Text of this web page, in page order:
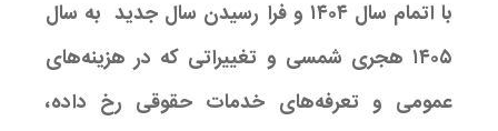
با اتمام سال ۱۴۰۴ و فرا رسیدن سال جدید به سال
۱۴۰۵ هجری شمسی و تغییراتی که در هزینه‌های
عمومی و تعرفه‌های خدمات حقوقی رخ داده،